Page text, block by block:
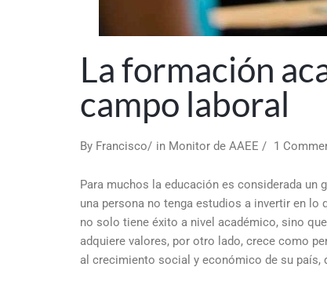
La formación
campo laboral
By Francisco in Monitor de AAEE 1
Para muchos la educación es considerada un
una persona no tenga estudios a invertir en
no solo tiene éxito a nivel académico, sino
adquiere valores, por otro lado, crece como
al crecimiento social y económico de su país,